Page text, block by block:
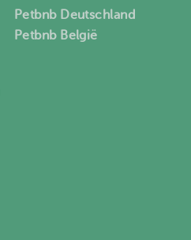
Petbnb Deutschland
Petbnb België